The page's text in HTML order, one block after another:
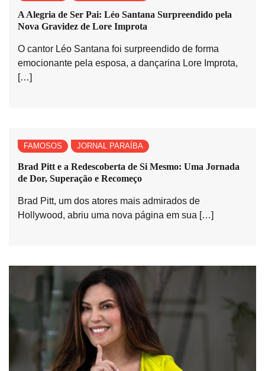
A Alegria de Ser Pai: Léo Santana Surpreendido pela
Nova Gravidez de Lore Improta
O cantor Léo Santana foi surpreendido de forma
emocionante pela esposa, a dançarina Lore Improta,
[…]
FAMOSOS JORNAL PARAÍBA
Brad Pitt e a Redescoberta de Si Mesmo: Uma Jornada
de Dor, Superação e Recomeço
Brad Pitt, um dos atores mais admirados de
Hollywood, abriu uma nova página em sua […]